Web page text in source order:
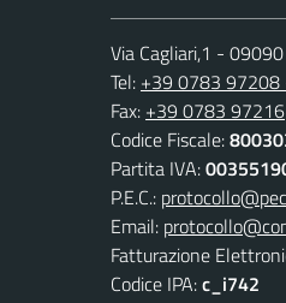
Via Cagliari,1 -
Tel: +39 0783
Fax: +39 0783 97216
Codice Fiscale:
Partita IVA:
P.E.C.:
Email:
Fatturazione
Codice IPA:c_i742